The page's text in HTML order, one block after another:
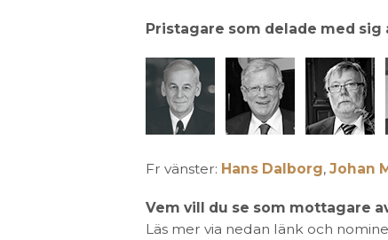
Pristagare som delade med sig
Fr vänster: Hans Dalborg,Johan
Vem vill du se som mottagare
Läs mer via nedan länk och